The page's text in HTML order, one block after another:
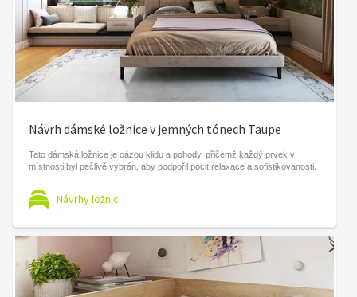
Návrh dámské ložnice v jemných tónech Taupe
Tato dámská ložnice je oázou klidu a pohody, přičemž každý prvek v
místnosti byl pečlivě vybrán, aby podpořil pocit relaxace a sofistikovanosti.
Návrhy ložnic